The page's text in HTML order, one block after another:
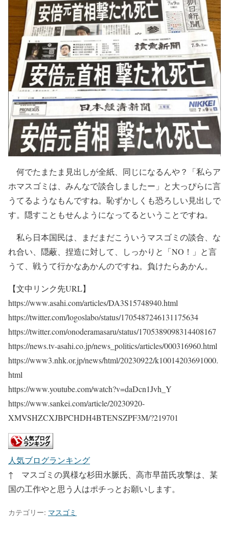
何でたまたま見出しが全紙、同じになるんや？「私らア
ホマスゴミは、みんなで談合しましたー」と大っぴらに言
うてるようなもんですね。恥ずかしくも恐ろしい見出しで
す。隠すこともせんようになってるということですね。
私ら日本国民は、まだまだこういうマスゴミの談合、な
れ合い、隠蔽、捏造に対して、しっかりと「NO！」と言
うて、戦うて行かなあかんのですね。負けたらあかん。
【文中リンク先URL】
https://www.asahi.com/articles/DA3S15748940.html
https://twitter.com/logoslabo/status/1705487246131175634
https://twitter.com/onoderamasaru/status/1705389098314408167
https://news.tv-asahi.co.jp/news_politics/articles/000316960.html
https://www3.nhk.or.jp/news/html/20230922/k10014203691000.
html
https://www.youtube.com/watch?v=daDcn1Jvh_Y
https://www.sankei.com/article/20230920-
XMVSHZCXJBPCHDH4BTENSZPF3M/?219701
人気ブログランキング
↑ マスゴミの異様な杉田水脈氏、高市早苗氏攻撃は、某
国の工作やと思う人はポチっとお願いします。
カテゴリー: マスゴミ